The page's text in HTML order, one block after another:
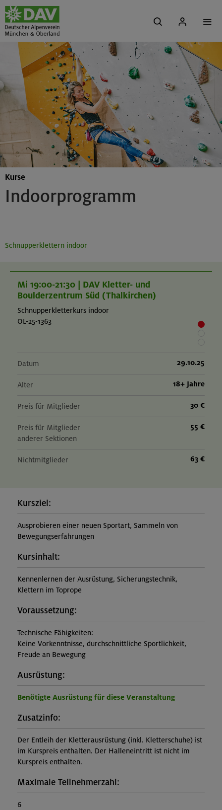
Indoorprogramm
Kurse
Schnupperklettern indoor
Mi 19:00-21:30 | DAV Kletter- und
Boulderzentrum Süd (Thalkirchen)
Schnupperkletterkurs indoor
OL-25-1363
Datum 29.10.25
Alter 18+ Jahre
Preis für Mitglieder 30 €
Preis für Mitglieder
anderer Sektionen
55 €
Nichtmitglieder 63 €
Kursziel:
Ausprobieren einer neuen Sportart, Sammeln von
Bewegungserfahrungen
Kursinhalt:
Kennenlernen der Ausrüstung, Sicherungstechnik,
Klettern im Toprope
Voraussetzung:
Technische Fähigkeiten:
Keine Vorkenntnisse, durchschnittliche Sportlichkeit,
Freude an Bewegung
Ausrüstung:
Benötigte Ausrüstung für diese Veranstaltung
Zusatzinfo:
Der Entleih der Kletterausrüstung (inkl. Kletterschuhe) ist
im Kurspreis enthalten. Der Halleneintritt ist nicht im
Kurspreis enthalten.
Maximale Teilnehmerzahl:
6